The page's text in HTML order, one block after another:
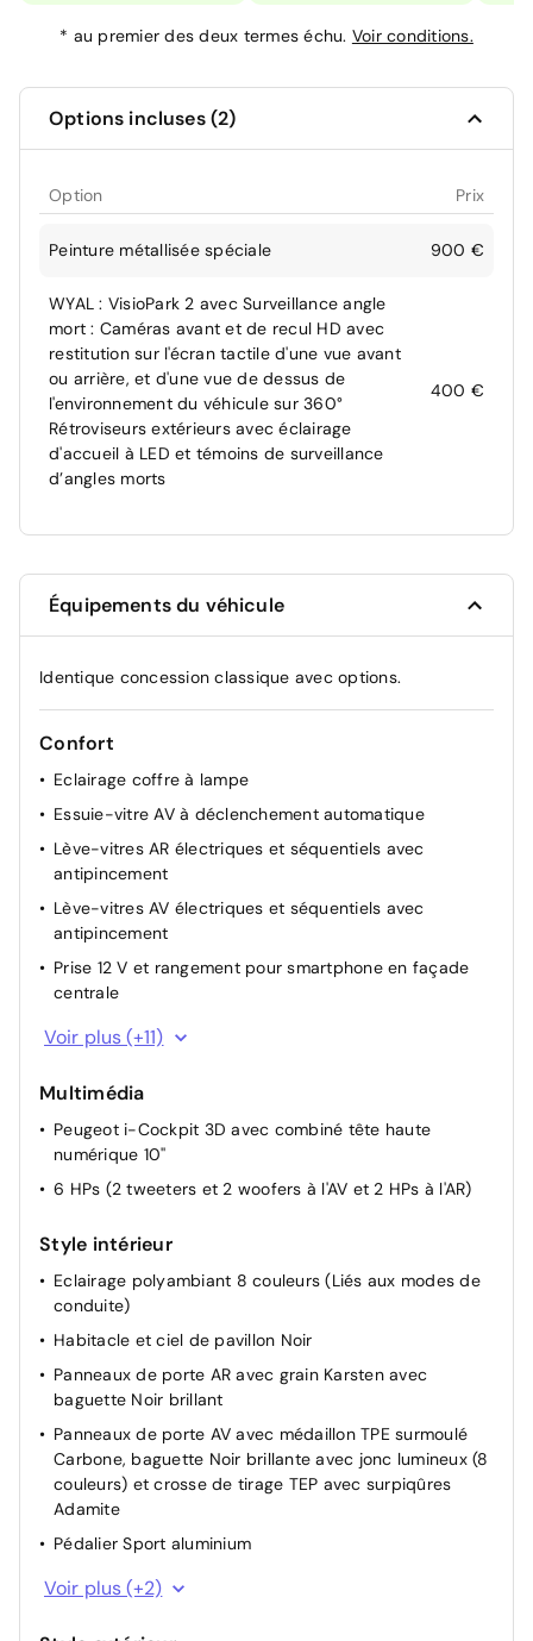
* au premier des deux termes échu. Voir conditions.
Options incluses (2)
Option Prix
Peinture métallisée spéciale 900 €
WYAL : VisioPark 2 avec Surveillance angle
mort : Caméras avant et de recul HD avec
restitution sur l'écran tactile d'une vue avant
ou arrière, et d'une vue de dessus de
l'environnement du véhicule sur 360°
Rétroviseurs extérieurs avec éclairage
d'accueil à LED et témoins de surveillance
d’angles morts
400 €
Équipements du véhicule
Identique concession classique avec options.
Confort
Eclairage coffre à lampe
Essuie-vitre AV à déclenchement automatique
Lève-vitres AR électriques et séquentiels avec
antipincement
Lève-vitres AV électriques et séquentiels avec
antipincement
Prise 12 V et rangement pour smartphone en façade
centrale
Rétroviseurs extérieurs dégivrants avec réglage et
rabattement électriques
Siège conducteur avec réglage manuel en hauteur
Siège passager AV à réglage manuel en hauteur
Surtapis AV/AR
Télécommande 3 boutons + clé standard
Accès et démarrage mains libres Proximity
Banquette rabattable 1/3 - 2/3
l'AR)
Air conditionné automatique mono-zone
Voir plus (+11)
Multimédia
Peugeot i-Cockpit 3D avec combiné tête haute
numérique 10''
6 HPs (2 tweeters et 2 woofers à l'AV et 2 HPs à l'AR)
Style intérieur
Eclairage polyambiant 8 couleurs (Liés aux modes de
conduite)
Habitacle et ciel de pavillon Noir
Panneaux de porte AR avec grain Karsten avec
baguette Noir brillant
Panneaux de porte AV avec médaillon TPE surmoulé
Carbone, baguette Noir brillante avec jonc lumineux (8
couleurs) et crosse de tirage TEP avec surpiqûres
Adamite
Pédalier Sport aluminium
Volant compact cuir fleur avec commandes multimédia
intégrées et badge GT
Voir plus (+2)